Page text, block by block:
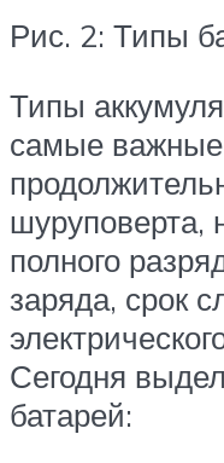
Рис. 2: Типы
Типы
самые
шуруповерта,
полного
заряда, срок
Сегодня
батарей: